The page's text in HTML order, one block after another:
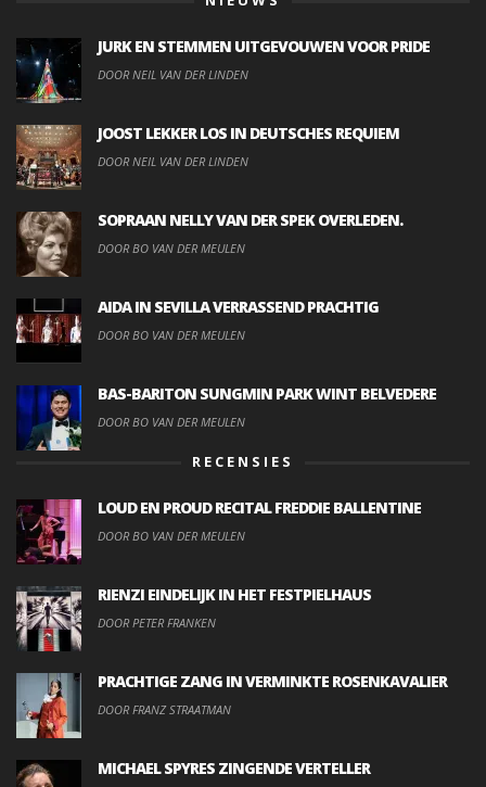
JURK EN STEMMEN UITGEVOUWEN VOOR PRIDE
DOOR NEIL VAN DER LINDEN
JOOST LEKKER LOS IN DEUTSCHES REQUIEM
DOOR NEIL VAN DER LINDEN
SOPRAAN NELLY VAN DER SPEK OVERLEDEN.
DOOR BO VAN DER MEULEN
AIDA IN SEVILLA VERRASSEND PRACHTIG
DOOR BO VAN DER MEULEN
BAS-BARITON SUNGMIN PARK WINT BELVEDERE
DOOR BO VAN DER MEULEN
RECENSIES
LOUD EN PROUD RECITAL FREDDIE BALLENTINE
DOOR BO VAN DER MEULEN
RIENZI EINDELIJK IN HET FESTPIELHAUS
DOOR PETER FRANKEN
PRACHTIGE ZANG IN VERMINKTE ROSENKAVALIER
DOOR FRANZ STRAATMAN
MICHAEL SPYRES ZINGENDE VERTELLER